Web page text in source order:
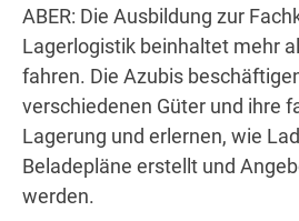
ABER: Die Ausbildung zur
Lagerlogistik beinhaltet mehr
fahren. Die Azubis
verschiedenen Güter und ihre
Lagerung und erlernen, wie
Beladepläne erstellt und
werden.